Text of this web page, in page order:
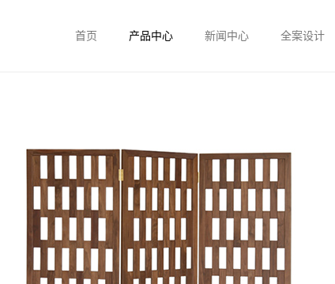
首页 产品中心 新闻中心 全案设计